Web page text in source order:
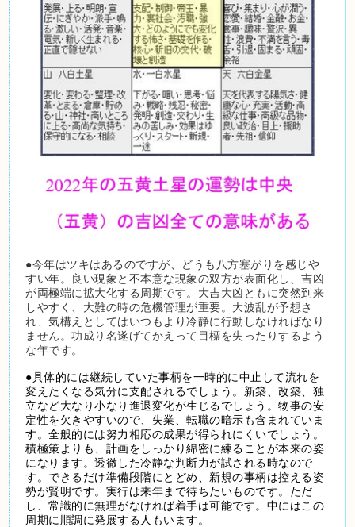
●今年はツキはあるのですが、どうも八方塞がりを感じや
すい年。良い現象と不本意な現象の双方が表面化し、吉凶
が両極端に拡大化する周期です。大吉大凶ともに突然到来
しやすく、大難の時の危機管理が重要。大波乱が予想さ
れ、気構えとしてはいつもより冷静に行動しなければなり
ません。功成り名遂げてかえって目標を失ったりするよう
な年です。
●具体的には継続していた事柄を一時的に中止して流れを
変えたくなる気分に支配されるでしょう。新築、改築、独
立など大なり小なり進退変化が生じるでしょう。物事の安
定性を欠きやすいので、失業、転職の暗示も含まれていま
す。全般的には努力相応の成果が得られにくいでしょう。
積極策よりも、計画をしっかり綿密に練ることが本来の姿
になります。透徹した冷静な判断力が試される時なので
す。できるだけ準備段階にとどめ、新規の事柄は控える姿
勢が賢明です。実行は来年まで待ちたいものです。ただ
し、常識的に無理がなければ着手は可能です。中にはこの
周期に順調に発展する人もいます。